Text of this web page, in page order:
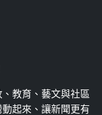
教育、藝文與社區
起來、讓新聞更有